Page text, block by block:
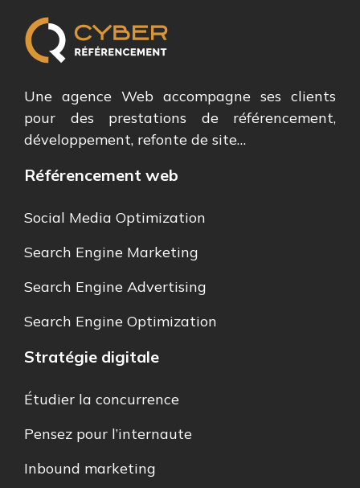
Une agence Web accompagne ses clients
pour des prestations de référencement,
développement, refonte de site…
Référencement web
Social Media Optimization
Search Engine Marketing
Search Engine Advertising
Search Engine Optimization
Stratégie digitale
Étudier la concurrence
Pensez pour l’internaute
Inbound marketing